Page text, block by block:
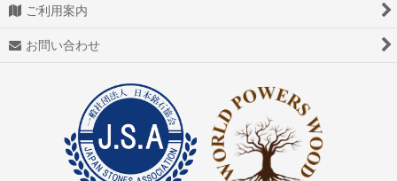
ご利用案内
お問い合わせ